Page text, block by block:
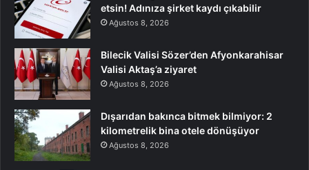
etsin! Adınıza şirket kaydı çıkabilir
Ağustos 8, 2026
Bilecik Valisi Sözer’den Afyonkarahisar
Valisi Aktaş’a ziyaret
Ağustos 8, 2026
Dışarıdan bakınca bitmek bilmiyor: 2
kilometrelik bina otele dönüşüyor
Ağustos 8, 2026